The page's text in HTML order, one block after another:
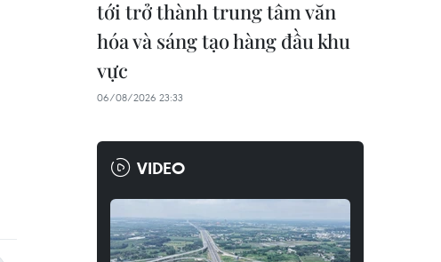
tới trở thành trung tâm văn
hóa và sáng tạo hàng đầu khu
vực
06/08/2026 23:33
VIDEO